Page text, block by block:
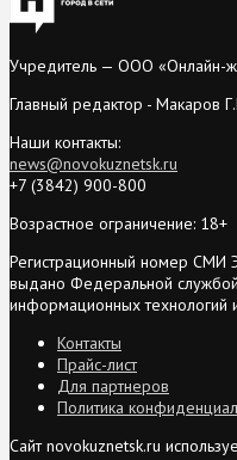
Учредитель — ООО «Онлайн-
Главный редактор - Макаров
Наши контакты:
news@novokuznetsk.ru
+7 (3842) 900-800
Возрастное ограничение: 18+
Регистрационный номер
выдано Федеральной
информационных технологий
Контакты
Прайс-лист
Для партнеров
Политика
Сайт novokuznetsk.ru